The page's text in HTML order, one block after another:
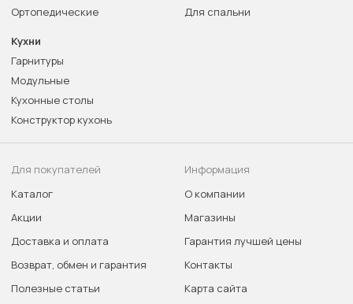
Ортопедические
Для спальни
Кухни
Гарнитуры
Модульные
Кухонные столы
Конструктор кухонь
Для покупателей
Каталог
Акции
Доставка и оплата
Возврат, обмен и гарантия
Полезные статьи
Информация
О компании
Магазины
Гарантия лучшей цены
Контакты
Карта сайта